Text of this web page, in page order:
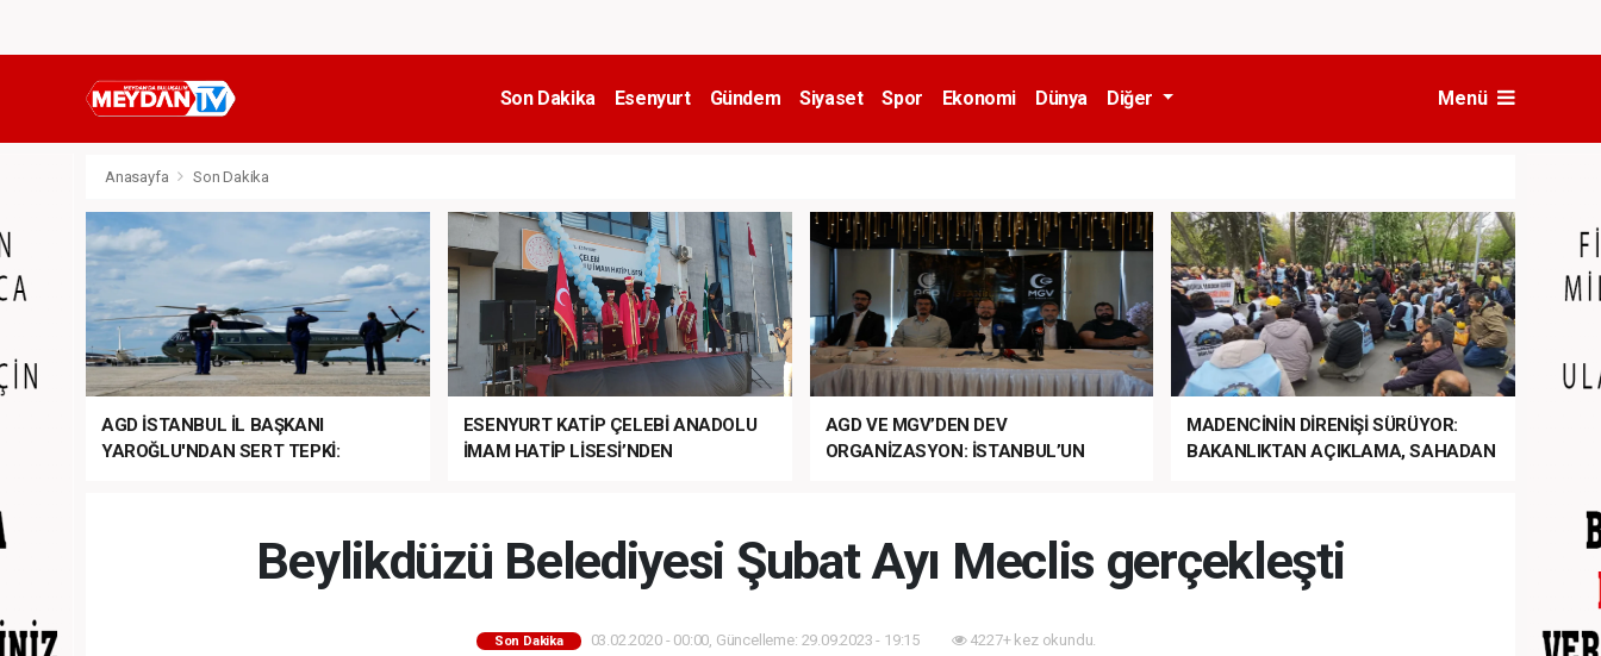
Son Dakika Esenyurt Gündem Siyaset Spor Ekonomi Dünya Diğer Menü
Anasayfa Son Dakika
AGD İSTANBUL İL BAŞKANI
YAROĞLU'NDAN SERT TEPKİ:
ESENYURT KATİP ÇELEBİ ANADOLU
İMAM HATİP LİSESİ’NDEN
AGD VE MGV’DEN DEV
ORGANİZASYON: İSTANBUL’UN
MADENCİNİN DİRENİŞİ SÜRÜYOR:
BAKANLIKTAN AÇIKLAMA, SAHADAN
Beylikdüzü Belediyesi Şubat Ayı Meclis gerçekleşti
Son Dakika 03.02.2020 - 00:00, Güncelleme: 29.09.2023 - 19:15 4227+ kez okundu.